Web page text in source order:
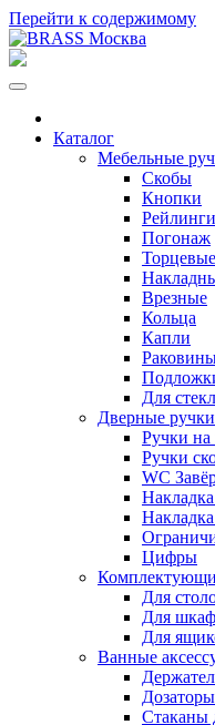
Перейти к содержимому
Каталог
Мебельные
Скобы
Кнопки
Рейлинги
Погонаж
Торцевые
Врезные
Кольца
Капли
Для
Дверные ручки
Ручки на
Ручки
WC
Цифры
Для
Для
Для
Ванные
Стаканы